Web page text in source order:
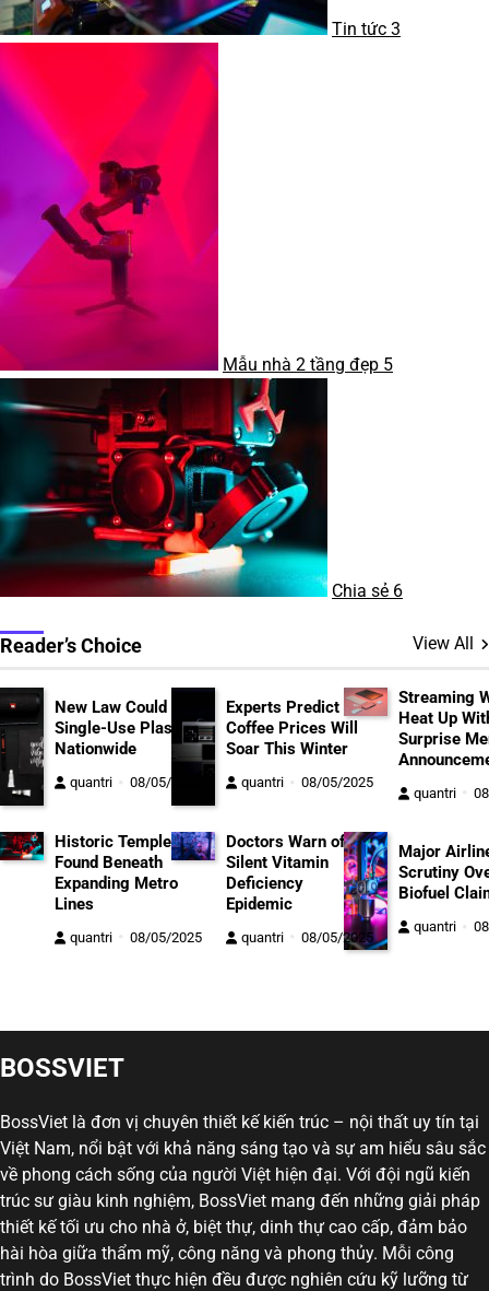
Tin tức 3
Mẫu nhà 2 tầng đẹp 5
Chia sẻ 6
Reader’s Choice View All
New Law Could Ban
Single-Use Plastics
Nationwide
quantri 08/05/2025
Experts Predict
Coffee Prices Will
Soar This Winter
quantri 08/05/2025
Streaming
Heat Up
Surprise
quantri
Historic Temple
Found Beneath
Expanding Metro
Lines
quantri 08/05/2025
Doctors Warn of
Silent Vitamin
Deficiency
Epidemic
quantri 08/05/2025
Major
Scrutiny
Biofuel
quantri
BOSSVIET
BossViet là đơn vị chuyên thiết kế kiến trúc – nội thất uy tín tại
Việt Nam, nổi bật với khả năng sáng tạo và sự am hiểu sâu sắc
về phong cách sống của người Việt hiện đại. Với đội ngũ kiến
trúc sư giàu kinh nghiệm, BossViet mang đến những giải pháp
thiết kế tối ưu cho nhà ở, biệt thự, dinh thự cao cấp, đảm bảo
hài hòa giữa thẩm mỹ, công năng và phong thủy. Mỗi công
trình do BossViet thực hiện đều được nghiên cứu kỹ lưỡng từ